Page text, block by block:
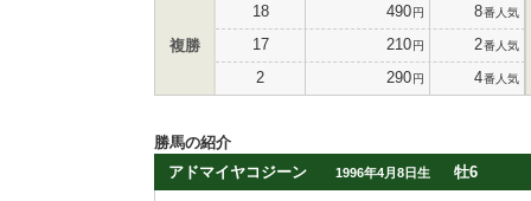
複勝
18 490円 8番人気
17 210円 2番人気
2 290円 4番人気
勝馬の紹介
アドマイヤコジーン
1996年4月8日生 牡6